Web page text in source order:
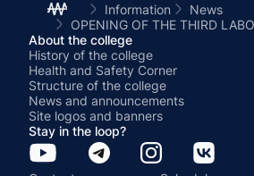
Information
News
About the college
History of the college
Health and Safety Corner
Structure of the college
News and announcements
Site logos and banners
Stay in the loop?